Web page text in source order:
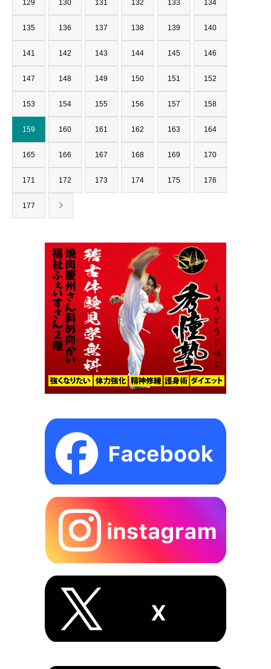
129 130 131 132 133 134
135 136 137 138 139 140
141 142 143 144 145 146
147 148 149 150 151 152
153 154 155 156 157 158
159 160 161 162 163 164
165 166 167 168 169 170
171 172 173 174 175 176
177